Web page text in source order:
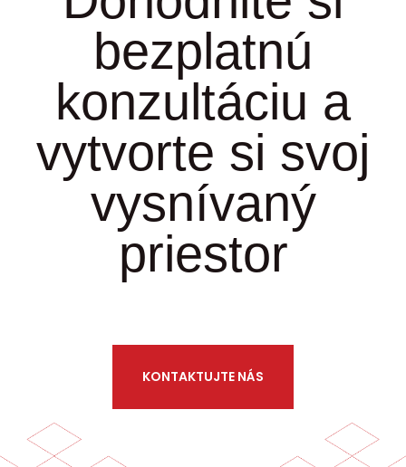
bezplatnú
konzultáciu a
vytvorte si svoj
vysnívaný
priestor
KONTAKTUJTE NÁS